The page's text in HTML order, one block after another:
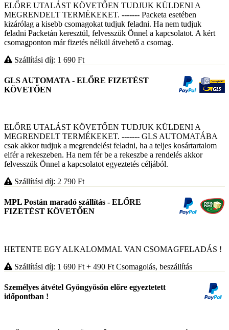
ELŐRE UTALÁST KÖVETŐEN TUDJUK KÜLDENI A
MEGRENDELT TERMÉKEKET. ------- Packeta esetében
kizárólag a kisebb csomagokat tudjuk feladni. Ha nem tudjuk
feladni Packetán keresztül, felvesszük Önnel a kapcsolatot. A kért
csomagponton már fizetés nélkül átvehető a csomag.
Szállítási díj: 1 690 Ft
GLS AUTOMATA - ELŐRE FIZETÉST
KÖVETŐEN
ELŐRE UTALÁST KÖVETŐEN TUDJUK KÜLDENI A
MEGRENDELT TERMÉKEKET. ------- GLS AUTOMATÁBA
csak akkor tudjuk a megrendelést feladni, ha a teljes kosártartalom
elfér a rekeszeben. Ha nem fér be a rekeszbe a rendelés akkor
felvesszük Önnel a kapcsolatot egyeztetés céljából.
Szállítási díj: 2 790 Ft
MPL Postán maradó szállítás - ELŐRE
FIZETÉST KÖVETŐEN
HETENTE EGY ALKALOMMAL VAN CSOMAGFELADÁS !
Szállítási díj: 1 690 Ft + 490 Ft Csomagolás, beszállítás
Személyes átvétel Gyöngyösön előre egyeztetett
időpontban !